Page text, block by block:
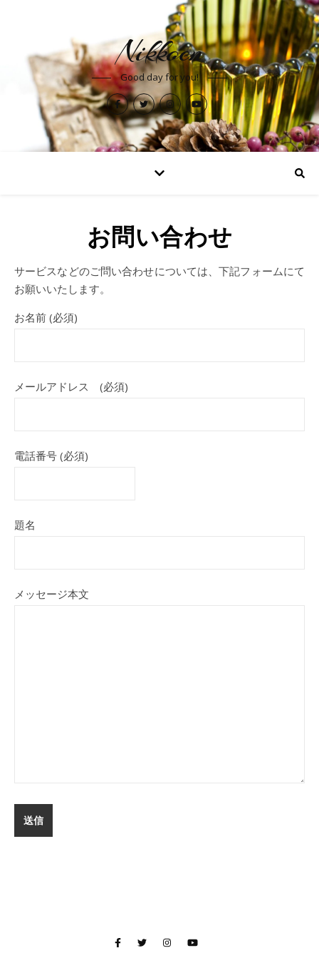
Nikkoen
Good day for you!
お問い合わせ
サービスなどのご問い合わせについては、下記フォームにて
お願いいたします。
お名前 (必須)
メールアドレス (必須)
電話番号 (必須)
題名
メッセージ本文